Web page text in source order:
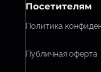
Посетителям
Политика
Публичная оферта